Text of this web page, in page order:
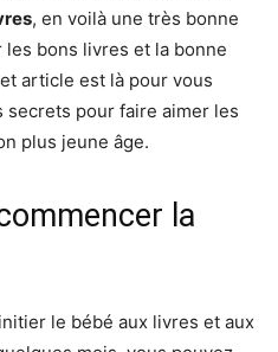
, en voilà une très bonne
bons livres et la bonne
article est là pour vous
secrets pour faire aimer les
plus jeune âge.
la
le bébé aux livres et aux